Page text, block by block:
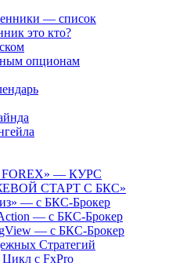
— список
это кто?
опционам
— КУРС
СТАРТ С БКС»
— с БКС-Брокер
— с БКС-Брокер
— с БКС-Брокер
Стратегий
с FxPro